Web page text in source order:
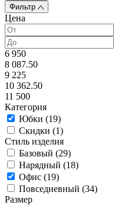
Фильтр
Цена
6 950
8 087.50
9 225
10 362.50
11 500
Категория
Юбки (19)
Скидки (1)
Стиль изделия
Базовый (29)
Нарядный (18)
Офис (19)
Повседневный (34)
Размер